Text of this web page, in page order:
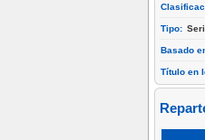
Tipo:
Basado
Título en